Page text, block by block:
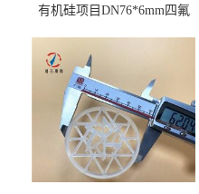
有机硅项目DN76*6mm四氟